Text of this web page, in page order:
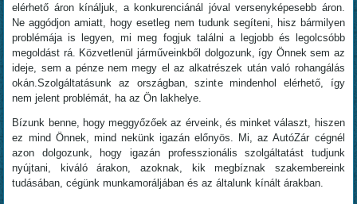
elérhető áron kínáljuk, a konkurenciánál jóval versenyképesebb áron.
Ne aggódjon amiatt, hogy esetleg nem tudunk segíteni, hisz bármilyen
problémája is legyen, mi meg fogjuk találni a legjobb és legolcsóbb
megoldást rá. Közvetlenül járműveinkből dolgozunk, így Önnek sem az
ideje, sem a pénze nem megy el az alkatrészek után való rohangálás
okán.Szolgáltatásunk az országban, szinte mindenhol elérhető, így
nem jelent problémát, ha az Ön lakhelye.
Bízunk benne, hogy meggyőzőek az érveink, és minket választ, hiszen
ez mind Önnek, mind nekünk igazán előnyös. Mi, az AutóZár cégnél
azon dolgozunk, hogy igazán professzionális szolgáltatást tudjunk
nyújtani, kiváló árakon, azoknak, kik megbíznak szakembereink
tudásában, cégünk munkamoráljában és az általunk kínált árakban.